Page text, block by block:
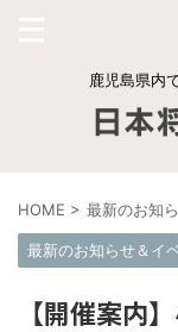
鹿児島県内
HOME > 最新のお知
最新のお知らせ＆イ
【開催案内